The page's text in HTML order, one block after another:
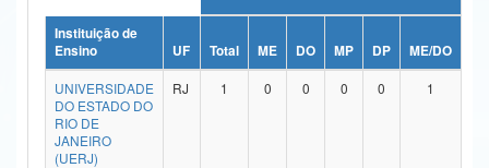
Ministério da Ciência, Tecnologia, Inovações e Comunicações
Ministério do Meio Ambiente
Ministério do Turismo
Ministério do Desenvolvimento Regional
Instituição de
Ensino
UF Total ME DO MP DP ME/DO
UNIVERSIDADE
DO ESTADO DO
RIO DE
JANEIRO
(UERJ)
RJ 1 0 0 0 0 1